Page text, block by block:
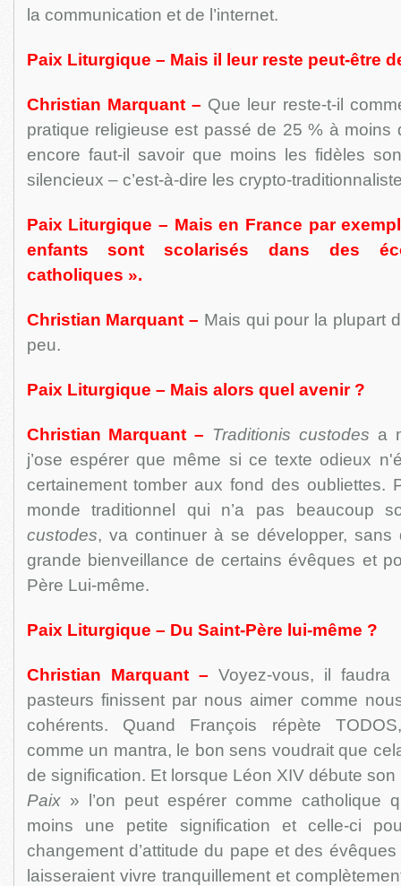
la communication et de l’internet.
Paix Liturgique – Mais il leur reste peut-être
Christian Marquant – Que leur reste-t-il
pratique religieuse est passé de 25 % à
encore faut-il savoir que moins les fidèles
silencieux – c’est-à-dire les crypto-
Paix Liturgique – Mais en France par
enfants sont scolarisés dans des
catholiques ».
Christian Marquant – Mais qui pour la plupart
peu.
Paix Liturgique – Mais alors quel avenir ?
Christian Marquant – Traditionis custodes a
j’ose espérer que même si ce texte odieux
certainement tomber aux fond des oubliettes.
monde traditionnel qui n’a pas beaucoup
custodes, va continuer à se développer, sans
grande bienveillance de certains évêques et
Père Lui-même.
Paix Liturgique – Du Saint-Père lui-même ?
Christian Marquant – Voyez-vous, il faudra
pasteurs finissent par nous aimer comme
cohérents. Quand François répète
comme un mantra, le bon sens voudrait que
de signification. Et lorsque Léon XIV débute son
Paix» l’on peut espérer comme catholique
moins une petite signification et celle-ci
changement d’attitude du pape et des
laisseraient vivre tranquillement et